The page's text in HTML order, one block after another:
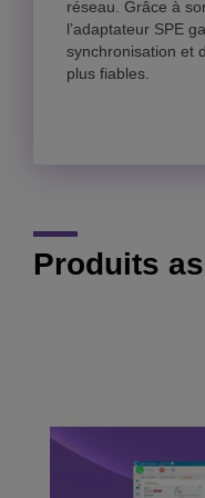
réseau. Grâce à
l’adaptateur SPE
synchronisation et
plus fiables.
Produits